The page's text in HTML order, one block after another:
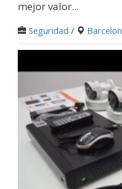
mejor valor...
Seguridad /